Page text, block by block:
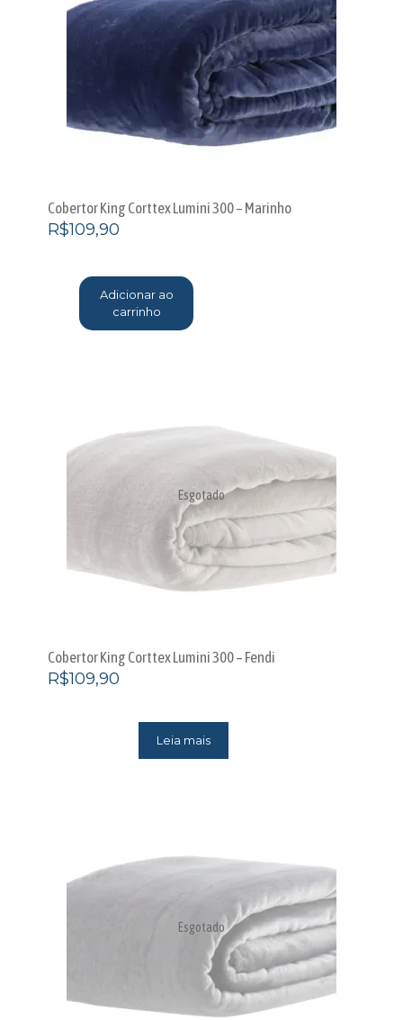
Cobertor King Corttex Lumini 300 – Marinho
R$109,90
Adicionar ao
carrinho
Esgotado
Cobertor King Corttex Lumini 300 – Fendi
R$109,90
Leia mais
Esgotado